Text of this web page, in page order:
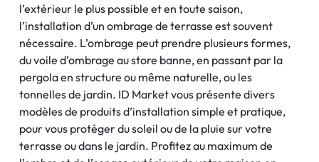
l’extérieur le plus possible et en toute saison,
l’installation d’un ombrage de terrasse est souvent
nécessaire. L’ombrage peut prendre plusieurs formes,
du voile d’ombrage au store banne, en passant par la
pergola en structure ou même naturelle, ou les
tonnelles de jardin. ID Market vous présente divers
modèles de produits d’installation simple et pratique,
pour vous protéger du soleil ou de la pluie sur votre
terrasse ou dans le jardin. Profitez au maximum de